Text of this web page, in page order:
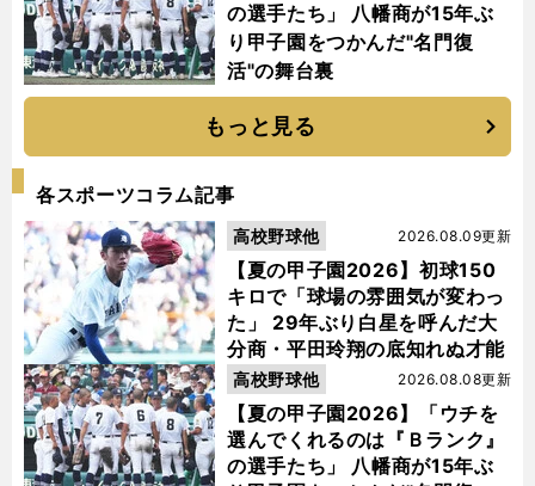
の選手たち」 八幡商が15年ぶ
り甲子園をつかんだ"名門復
活"の舞台裏
もっと見る
各スポーツコラム記事
【夏の甲子園2026】初球150
キロで「球場の雰囲気が変わっ
た」 29年ぶり白星を呼んだ大
分商・平田玲翔の底知れぬ才能
2026.08.09更新
高校野球他
【夏の甲子園2026】「ウチを
選んでくれるのは『Ｂランク』
の選手たち」 八幡商が15年ぶ
2026.08.08更新
高校野球他